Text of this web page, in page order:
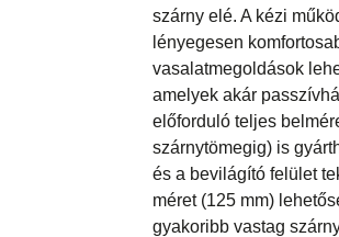
szárny elé. A kézi
lényegesen
vasalatmegoldások
amelyek akár
előforduló teljes
szárnytömegig) is
és a bevilágító felület
méret (125 mm)
gyakoribb vastag